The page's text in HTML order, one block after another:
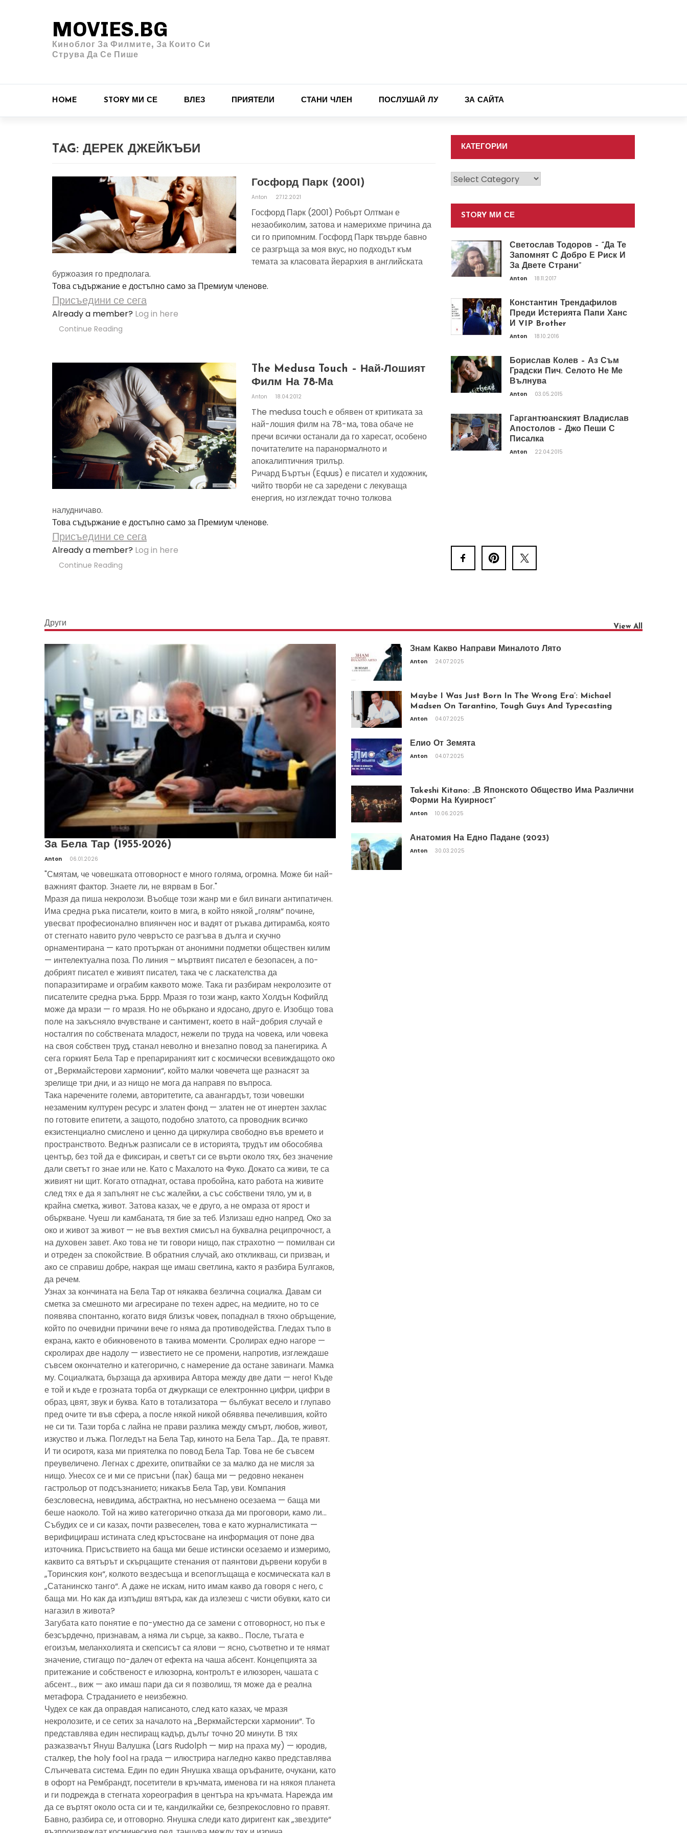
MOVIES.BG
Киноблог За Филмите, За Които Си
Струва Да Се Пише
HOME STORY МИ СЕ ВЛЕЗ ПРИЯТЕЛИ СТАНИ ЧЛЕН ПОСЛУШАЙ ЛУ ЗА САЙТА
TAG: ДЕРЕК ДЖЕЙКЪБИ
Госфорд Парк (2001)
Anton 27.12.2021
Госфорд Парк (2001) Робърт Олтман е
незаобиколим, затова и намерихме причина да
си го припомним. Госфорд Парк твърде бавно
се разгръща за моя вкус, но подходът към
темата за класовата йерархия в английската
буржоазия го предполага.
Това съдържание е достъпно само за Премиум членове.
Присъедини се сега
Already a member? Log in here
Continue Reading
The Medusa Touch – Най-Лошият
Филм На 78-Ма
Anton 18.04.2012
The medusa touch е обявен от критиката за
най-лошия филм на 78-ма, това обаче не
пречи всички останали да го харесат, особено
почитателите на паранормалното и
апокалиптичния трилър.
Ричард Бъртън (Equus) е писател и художник,
чийто творби не са заредени с лекуваща
енергия, но изглеждат точно толкова
налудничаво.
Това съдържание е достъпно само за Премиум членове.
Присъедини се сега
Already a member? Log in here
Continue Reading
КАТЕГОРИИ
Категории
STORY МИ СЕ
Светослав Тодоров – “Да Те
Запомнят С Добро Е Риск И
За Двете Страни”
Anton 18.11.2017
Константин Трендафилов
Преди Истерията Папи Ханс
И VIP Brother
Anton 18.10.2016
Борислав Колев – Аз Съм
Градски Пич. Селото Не Ме
Вълнува
Anton 03.05.2015
Гаргантюанският Владислав
Апостолов – Джо Пеши С
Писалка
Anton 22.04.2015
Други View All
За Бела Тар (1955-2026)
Anton 06.01.2026
"Смятам, че човешката отговорност е много голяма, огромна. Може би най-
важният фактор. Знаете ли, не вярвам в Бог."
Мразя да пиша некролози. Въобще този жанр ми е бил винаги антипатичен.
Има средна ръка писатели, които в мига, в който някой „голям“ почине,
увесват професионално впиянчен нос и вадят от ръкава дитирамба, която
от стегнато навито руло чевръсто се разгъва в дълга и скучно
орнаментирана — като протъркан от анонимни подметки обществен килим
— интелектуална поза. По линия – мъртвият писател е безопасен, а по-
добрият писател е живият писател, така че с ласкателства да
попаразитираме и ограбим каквото може. Така ги разбирам некролозите от
писателите средна ръка. Бррр. Мразя го този жанр, както Холдън Кофийлд
може да мрази — го мразя. Но не объркано и ядосано, друго е. Изобщо това
поле на закъсняло вчувстване и сантимент, което в най-добрия случай е
носталгия по собствената младост, нежели по труда на човека, или човека
на своя собствен труд, станал неволно и внезапно повод за панегирика. А
сега горкият Бела Тар е препарираният кит с космически всевиждащото око
от „Веркмайстерови хармонии“, който малки човечета ще разнасят за
зрелище три дни, и аз нищо не мога да направя по въпроса.
Така наречените големи, авторитетите, са авангардът, този човешки
незаменим културен ресурс и златен фонд — златен не от инертен захлас
по готовите епитети, а защото, подобно златото, са проводник всичко
екзистенциално смислено и ценно да циркулира свободно във времето и
пространството. Веднъж разписали се в историята, трудът им обособява
център, без той да е фиксиран, и светът си се върти около тях, без значение
дали светът го знае или не. Като с Махалото на Фуко. Докато са живи, те са
живият ни щит. Когато отпаднат, остава пробойна, като работа на живите
след тях е да я запълнят не със жалейки, а със собствени тяло, ум и, в
крайна сметка, живот. Затова казах, че е друго, а не омраза от ярост и
объркване. Чуеш ли камбаната, тя бие за теб. Излизаш едно напред. Око за
око и живот за живот — не във вехтия смисъл на буквална реципрочност, а
на духовен завет. Ако това не ти говори нищо, пак страхотно — помилван си
и отреден за спокойствие. В обратния случай, ако откликваш, си призван, и
ако се справиш добре, накрая ще имаш светлина, както я разбира Булгаков,
да речем.
Узнах за кончината на Бела Тар от някаква безлична социалка. Давам си
сметка за смешното ми агресиране по техен адрес, на медиите, но то се
появява спонтанно, когато видя близък човек, попаднал в тяхно обръщение,
който по очевидни причини вече го няма да противодейства. Гледах тъпо в
екрана, както е обикновеното в такива моменти. Сролирах едно нагоре —
скролирах две надолу — известието не се промени, напротив, изглеждаше
съвсем окончателно и категорично, с намерение да остане завинаги. Мамка
му. Социалката, бързаща да архивира Автора между две дати — него! Къде
е той и къде е грозната торба от джуркащи се електроннно цифри, цифри в
образ, цвят, звук и буква. Като в тотализатора — бълбукат весело и глупаво
пред очите ти във сфера, а после някой никой обявява печелившия, който
не си ти. Тази торба с лайна не прави разлика между смърт, любов, живот,
изкуство и лъжа. Погледът на Бела Тар, киното на Бела Тар… Да, те правят.
И ти осиротя, каза ми приятелка по повод Бела Тар. Това не бе съвсем
преувеличено. Легнах с дрехите, опитвайки се за малко да не мисля за
нищо. Унесох се и ми се присъни (пак) баща ми — редовно неканен
гастрольор от подсъзнанието; никакъв Бела Тар, уви. Компания
безсловесна, невидима, абстрактна, но несъмнено осезаема — баща ми
беше наоколо. Той на живо категорично отказа да ми проговори, камо ли…
Събудих се и си казах, почти развеселен, това е като журналистиката —
верифицираш истината след кръстосване на информация от поне два
източника. Присъствието на баща ми беше истински осезаемо и измеримо,
каквито са вятърът и скърцащите стенания от паянтови дървени коруби в
„Торинския кон“, колкото вездесъща и всепоглъщаща е космическата кал в
„Сатанинско танго“. А даже не искам, нито имам какво да говоря с него, с
баща ми. Но как да изпъдиш вятъра, как да излезеш с чисти обувки, като си
нагазил в живота?
Загубата като понятие е по-уместно да се замени с отговорност, но пък е
безсърдечно, признавам, а няма ли сърце, за какво… После, тъгата е
егоизъм, меланхолията и скепсисът са ялови — ясно, съответно и те нямат
значение, стигащо по-далеч от ефекта на чаша абсент. Концепцията за
притежание и собственост е илюзорна, контролът е илюзорен, чашата с
абсент…, виж — ако имаш пари да си я позволиш, тя може да е реална
метафора. Страданието е неизбежно.
Чудех се как да оправдая написаното, след като казах, че мразя
некролозите, и се сетих за началото на „Веркмайстерски хармонии“. То
представлява един неспиращ кадър, дълъг точно 20 минути. В тях
разказвачът Януш Валушка (Lars Rudolph — мир на праха му) — юродив,
сталкер, the holy fool на града — илюстрира нагледно какво представлява
Слънчевата система. Един по един Янушка хваща оръфаните, очукани, като
в офорт на Рембрандт, посетители в кръчмата, именова ги на някоя планета
и ги подрежда в стегната хореография в центъра на кръчмата. Нарежда им
да се въртят около оста си и те, кандилкайки се, безпрекословно го правят.
Бавно, разбира се, и отговорно. Янушка следи като диригент как „звездите“
Знам Какво Направи Миналото Лято
Anton 24.07.2025
Maybe I Was Just Born In The Wrong Era’: Michael
Madsen On Tarantino, Tough Guys And Typecasting
Anton 04.07.2025
Елио От Земята
Anton 04.07.2025
Takeshi Kitano: „В Японското Общество Има Различни
Форми На Куирност“
Anton 10.06.2025
Анатомия На Едно Падане (2023)
Anton 30.03.2025